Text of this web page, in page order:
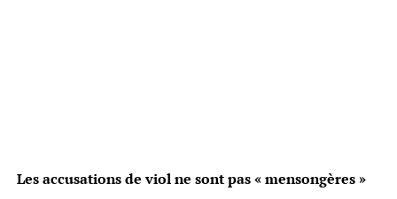
Les accusations de viol ne sont pas « mensongères »